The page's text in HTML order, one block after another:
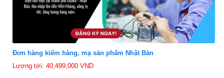
Đơn hàng kiểm hàng, mạ sản phẩm Nhật Bản
Lương tới: 40,499,000 VND